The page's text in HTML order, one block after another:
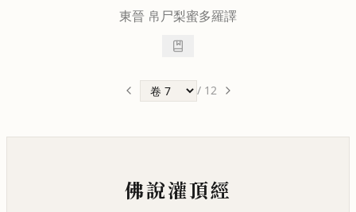
東晉 帛尸梨蜜多羅譯
/ 12
佛說灌頂經